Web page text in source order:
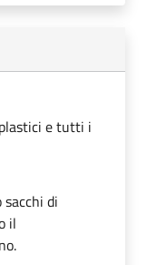
e tutti i
di
il